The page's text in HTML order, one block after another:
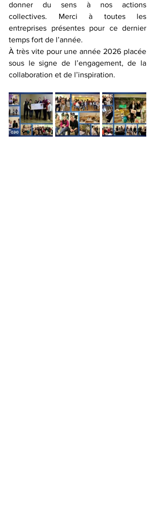
donner du sens à nos actions
collectives. Merci à toutes les
entreprises présentes pour ce dernier
temps fort de l’année.
À très vite pour une année 2026 placée
sous le signe de l’engagement, de la
collaboration et de l’inspiration.